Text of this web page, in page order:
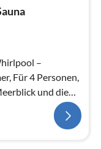
–
Für 4 Personen,
und die